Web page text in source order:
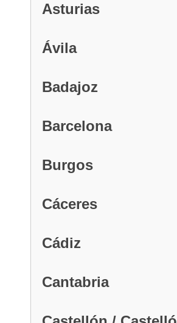
Asturias
Ávila
Badajoz
Barcelona
Burgos
Cáceres
Cádiz
Cantabria